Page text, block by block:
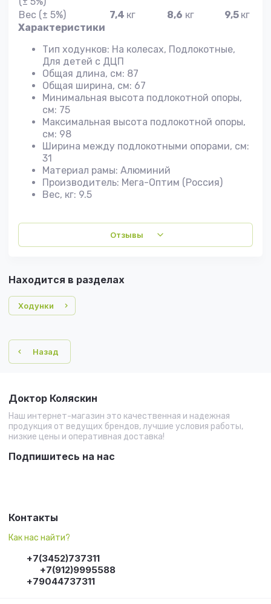
Вес (± 5%)
7,4 кг 8,6 кг 9,5 кг
Характеристики
Тип ходунков: На колесах, Подлокотные,
Для детей с ДЦП
Общая длина, см: 87
Общая ширина, см: 67
Минимальная высота подлокотной опоры,
см: 75
Максимальная высота подлокотной опоры,
см: 98
Ширина между подлокотными опорами, см:
31
Материал рамы: Алюминий
Производитель: Мега-Оптим (Россия)
Вес, кг: 9.5
Отзывы
Находится в разделах
Ходунки
Назад
Доктор Коляскин
Наш интернет-магазин это качественная и надежная
продукция от ведущих брендов, лучшие условия работы,
низкие цены и оперативная доставка!
Подпишитесь на нас
Контакты
Как нас найти?
+7(3452)737311
+7(912)9995588
+79044737311